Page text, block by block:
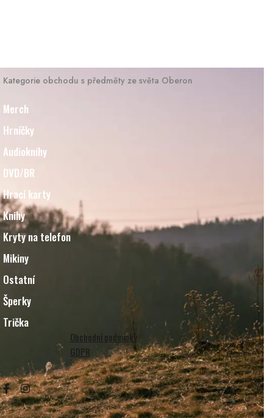
Kategorie obchodu s předměty ze světa Oberon
Merch
Hrníčky
Audioknihy
DVD/BR
Hrací karty
Knihy
Kryty na telefon
Mikiny
Ostatní
Šperky
Trička
Obchodní podmínky
GDPR